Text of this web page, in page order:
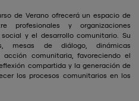
de Verano ofrecerá un espacio de
profesionales y organizaciones
y el desarrollo comunitario. Su
mesas de diálogo, dinámicas
comunitaria, favoreciendo el
compartida y la generación de
los procesos comunitarios en los